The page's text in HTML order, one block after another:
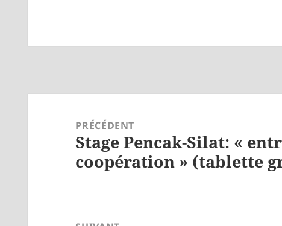
PRÉCÉDENT
Article
précédent :
Stage Pencak-Silat: «
coopération » (tablette